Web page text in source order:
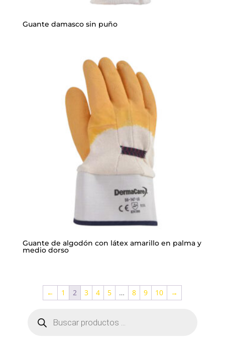
Guante damasco sin puño
Guante de algodón con látex amarillo en palma y
medio dorso
← 1 2 3 4 5 … 8 9 10
→
productos